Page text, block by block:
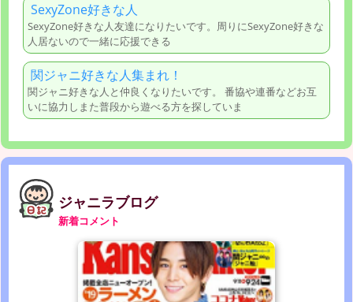
SexyZone好きな人
SexyZone好きな人友達になりたいです。周りにSexyZone好きな
人居ないので一緒に応援できる
関ジャニ好きな人集まれ！
関ジャニ好きな人と仲良くなりたいです。 番協や連番などお互
いに協力しまた普段から遊べる方を探していま
ジャニラブログ
新着コメント